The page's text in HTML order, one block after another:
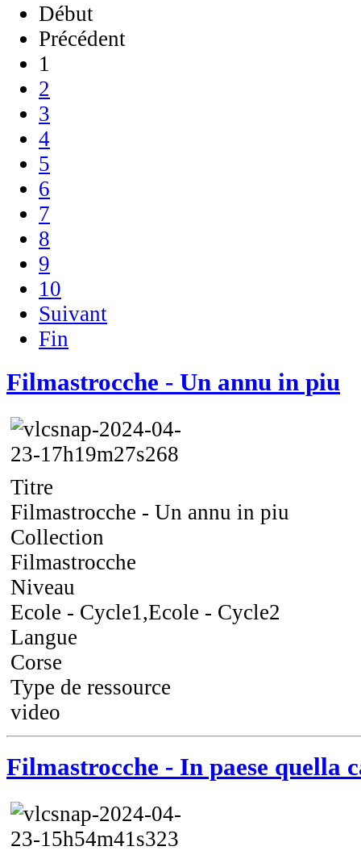
Début
Précédent
1
2
3
4
5
6
7
8
9
10
Suivant
Fin
Filmastrocche - Un annu in piu
Titre
Filmastrocche - Un annu in piu
Collection
Filmastrocche
Niveau
Ecole - Cycle1,Ecole - Cycle2
Langue
Corse
Type de ressource
video
Filmastrocche - In paese quella